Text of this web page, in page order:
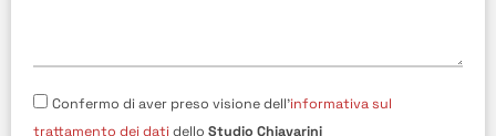
Confermo di aver preso visione dell'informativa sul
trattamento dei datidello Studio Chiavarini